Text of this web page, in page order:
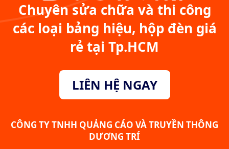
Chuyên sửa chữa và thi công
các loại bảng hiệu, hộp đèn giá
rẻ tại Tp.HCM
LIÊN HỆ NGAY
CÔNG TY TNHH QUẢNG CÁO VÀ TRUYỀN THÔNG
DƯƠNG TRÍ